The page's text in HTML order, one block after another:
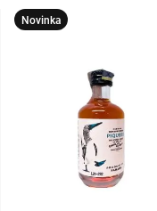
Novinka